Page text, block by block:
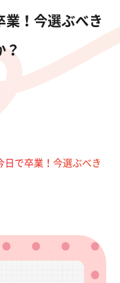
業！今選ぶべき
？
日で卒業！今選ぶべき